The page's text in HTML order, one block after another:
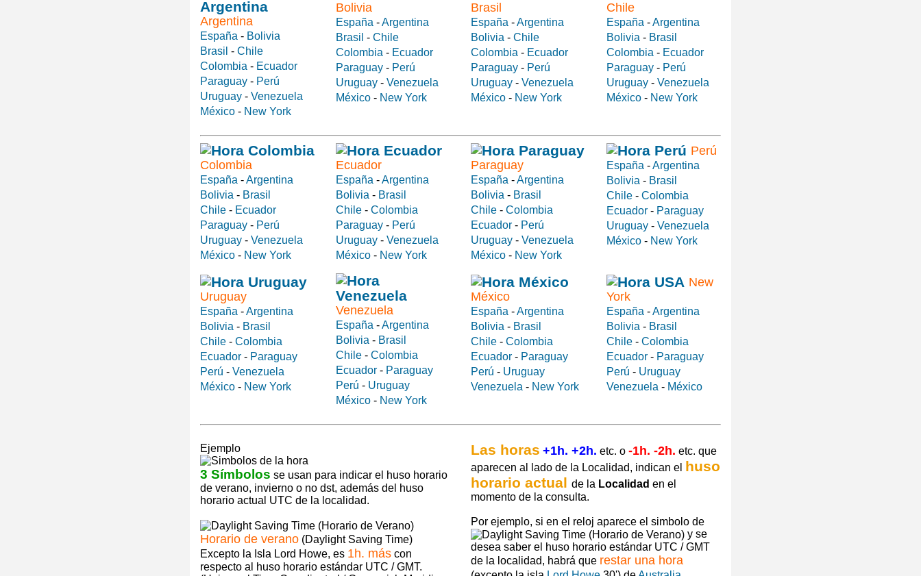
Argentina
España - Bolivia
Brasil - Chile
Colombia - Ecuador
Paraguay - Perú
Uruguay - Venezuela
México - New York
Bolivia
España -Argentina
Brasil - Chile
Colombia - Ecuador
Paraguay- Perú
Uruguay- Venezuela
México- New York
Brasil
España -Argentina
Bolivia - Chile
Colombia - Ecuador
Paraguay - Perú
Uruguay - Venezuela
México - New York
Chile
España -Argentina
Bolivia - Brasil
Colombia - Ecuador
Paraguay- Perú
Uruguay- Venezuela
México- New York
Colombia
España -Argentina
Bolivia - Brasil
Chile - Ecuador
Paraguay - Perú
Uruguay - Venezuela
México - New York
Ecuador
España -Argentina
Bolivia - Brasil
Chile- Colombia
Paraguay- Perú
Uruguay- Venezuela
México- New York
Paraguay
España -Argentina
Bolivia - Brasil
Chile - Colombia
Ecuador - Perú
Uruguay - Venezuela
México - New York
Perú
España -Argentina
Bolivia - Brasil
Chile- Colombia
Ecuador- Paraguay
Uruguay- Venezuela
México- New York
Uruguay
España -Argentina
Bolivia - Brasil
Chile - Colombia
Ecuador - Paraguay
Perú - Venezuela
México - New York
Venezuela
España -Argentina
Bolivia - Brasil
Chile- Colombia
Ecuador- Paraguay
Perú - Uruguay
México- New York
México
España -Argentina
Bolivia - Brasil
Chile - Colombia
Ecuador - Paraguay
Perú - Uruguay
Venezuela - New York
New
York
España-Argentina
Bolivia- Brasil
Chile- Colombia
Ecuador- Paraguay
Perú - Uruguay
Venezuela- México
Ejemplo
3 Símbolos se usan para indicar el huso horario
de verano, invierno o no dst, además del huso
horario actual UTC de la localidad.
Horario de verano (Daylight Saving Time)
Excepto la Isla Lord Howe, es 1h. más con
respecto al huso horario estándar UTC / GMT.
Las horas +1h. +2h. etc. o -1h. -2h. etc. que
aparecen al lado de la Localidad, indican el huso
horario actual de la Localidad en el
momento de la consulta.
Por ejemplo, si en el reloj aparece el simbolo de
y se
desea saber el huso horario estándar UTC / GMT
de la localidad, habrá que restar una hora